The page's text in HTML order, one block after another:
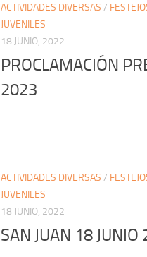
ACTIVIDADES DIVERSAS /
JUVENILES
18 JUNIO, 2022
PROCLAMACIÓN
2023
ACTIVIDADES DIVERSAS /
JUVENILES
18 JUNIO, 2022
SAN JUAN 18 JUNIO